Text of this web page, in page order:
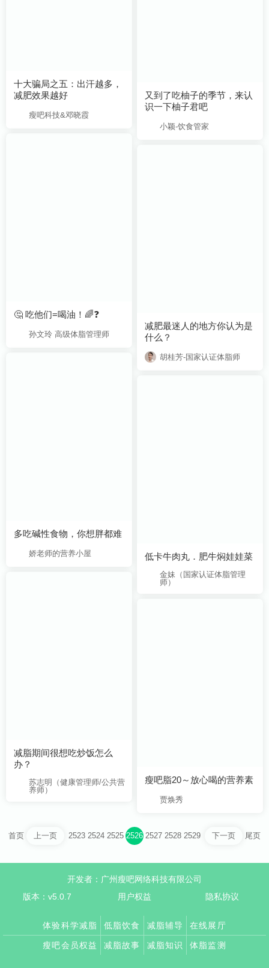
减肥效果越好
瘦吧科技&邓晓霞
识一下柚子君吧
小颖-饮食管家
🤔 吃他们=喝油！🌈❓
孙文玲 高级体脂管理师 什么？
胡桂芳-国家认证体脂师
多吃碱性食物，你想胖都难
娇老师的营养小屋 低卡牛肉丸．肥牛焖娃娃菜
师）
办？
养师）
瘦吧脂20～放心喝的营养素
贾焕秀
首页 上一页 2523 2524 2525 2526 2527 2528 2529 下一页 尾页
开发者：广州瘦吧网络科技有限公司
版本：v5.0.7
用户权益 隐私协议
体验科学减脂 低脂饮食 减脂辅导 在线展厅
瘦吧会员权益 减脂故事 减脂知识 体脂监测